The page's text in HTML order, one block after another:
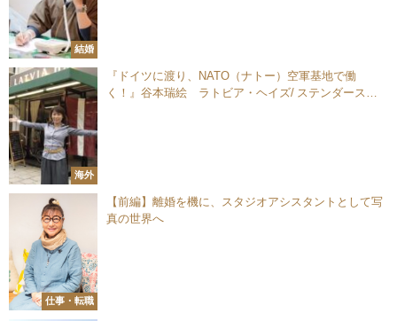
結婚
海外
『ドイツに渡り、NATO（ナトー）空軍基地で働
く！』谷本瑞絵 ラトビア・ヘイズ/ ステンダース・
仕事・転職
【前編】離婚を機に、スタジオアシスタントとして写
真の世界へ